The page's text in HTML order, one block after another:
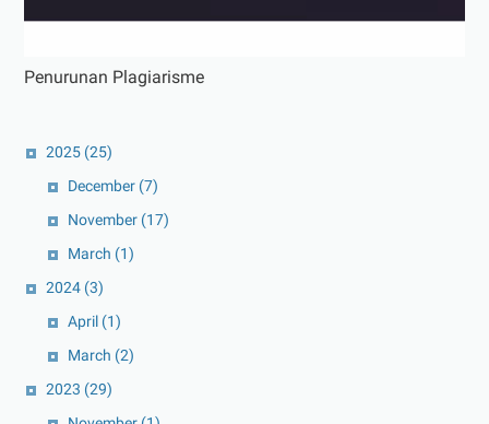
Penurunan Plagiarisme
2025 (25)
December (7)
November (17)
March (1)
2024 (3)
April (1)
March (2)
2023 (29)